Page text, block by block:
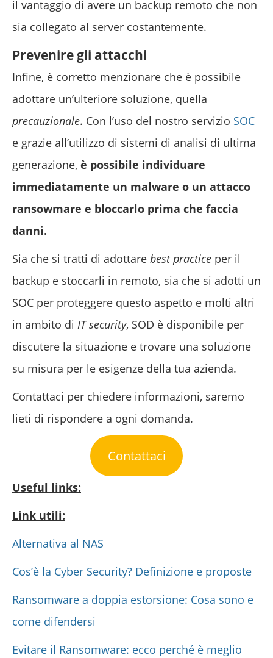
il vantaggio di avere un backup remoto che non
sia collegato al server costantemente.
Prevenire gli attacchi
Infine, è corretto menzionare che è possibile
adottare un’ulteriore soluzione, quella
precauzionale. Con l’uso del nostro servizio SOC
e grazie all’utilizzo di sistemi di analisi di ultima
generazione, è possibile individuare
immediatamente un malware o un attacco
ransowmare e bloccarlo prima che faccia
danni.
Sia che si tratti di adottare best practice per il
backup e stoccarli in remoto, sia che si adotti un
SOC per proteggere questo aspetto e molti altri
in ambito di IT security, SOD è disponibile per
discutere la situazione e trovare una soluzione
su misura per le esigenze della tua azienda.
Contattaci per chiedere informazioni, saremo
lieti di rispondere a ogni domanda.
Contattaci
Useful links:
Link utili:
Alternativa al NAS
Cos’è la Cyber Security? Definizione e proposte
Ransomware a doppia estorsione: Cosa sono e
come difendersi
Evitare il Ransomware: ecco perché è meglio